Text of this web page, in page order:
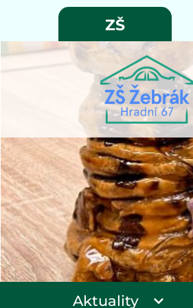
ZŠ
Aktuality